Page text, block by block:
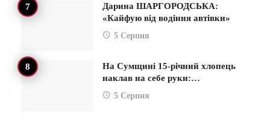
Дарина ШАРГОРОДСЬКА:
«Кайфую від водіння автівки»
5 Серпня
На Сумщині 15-річний хлопець
наклав на себе руки:…
5 Серпня